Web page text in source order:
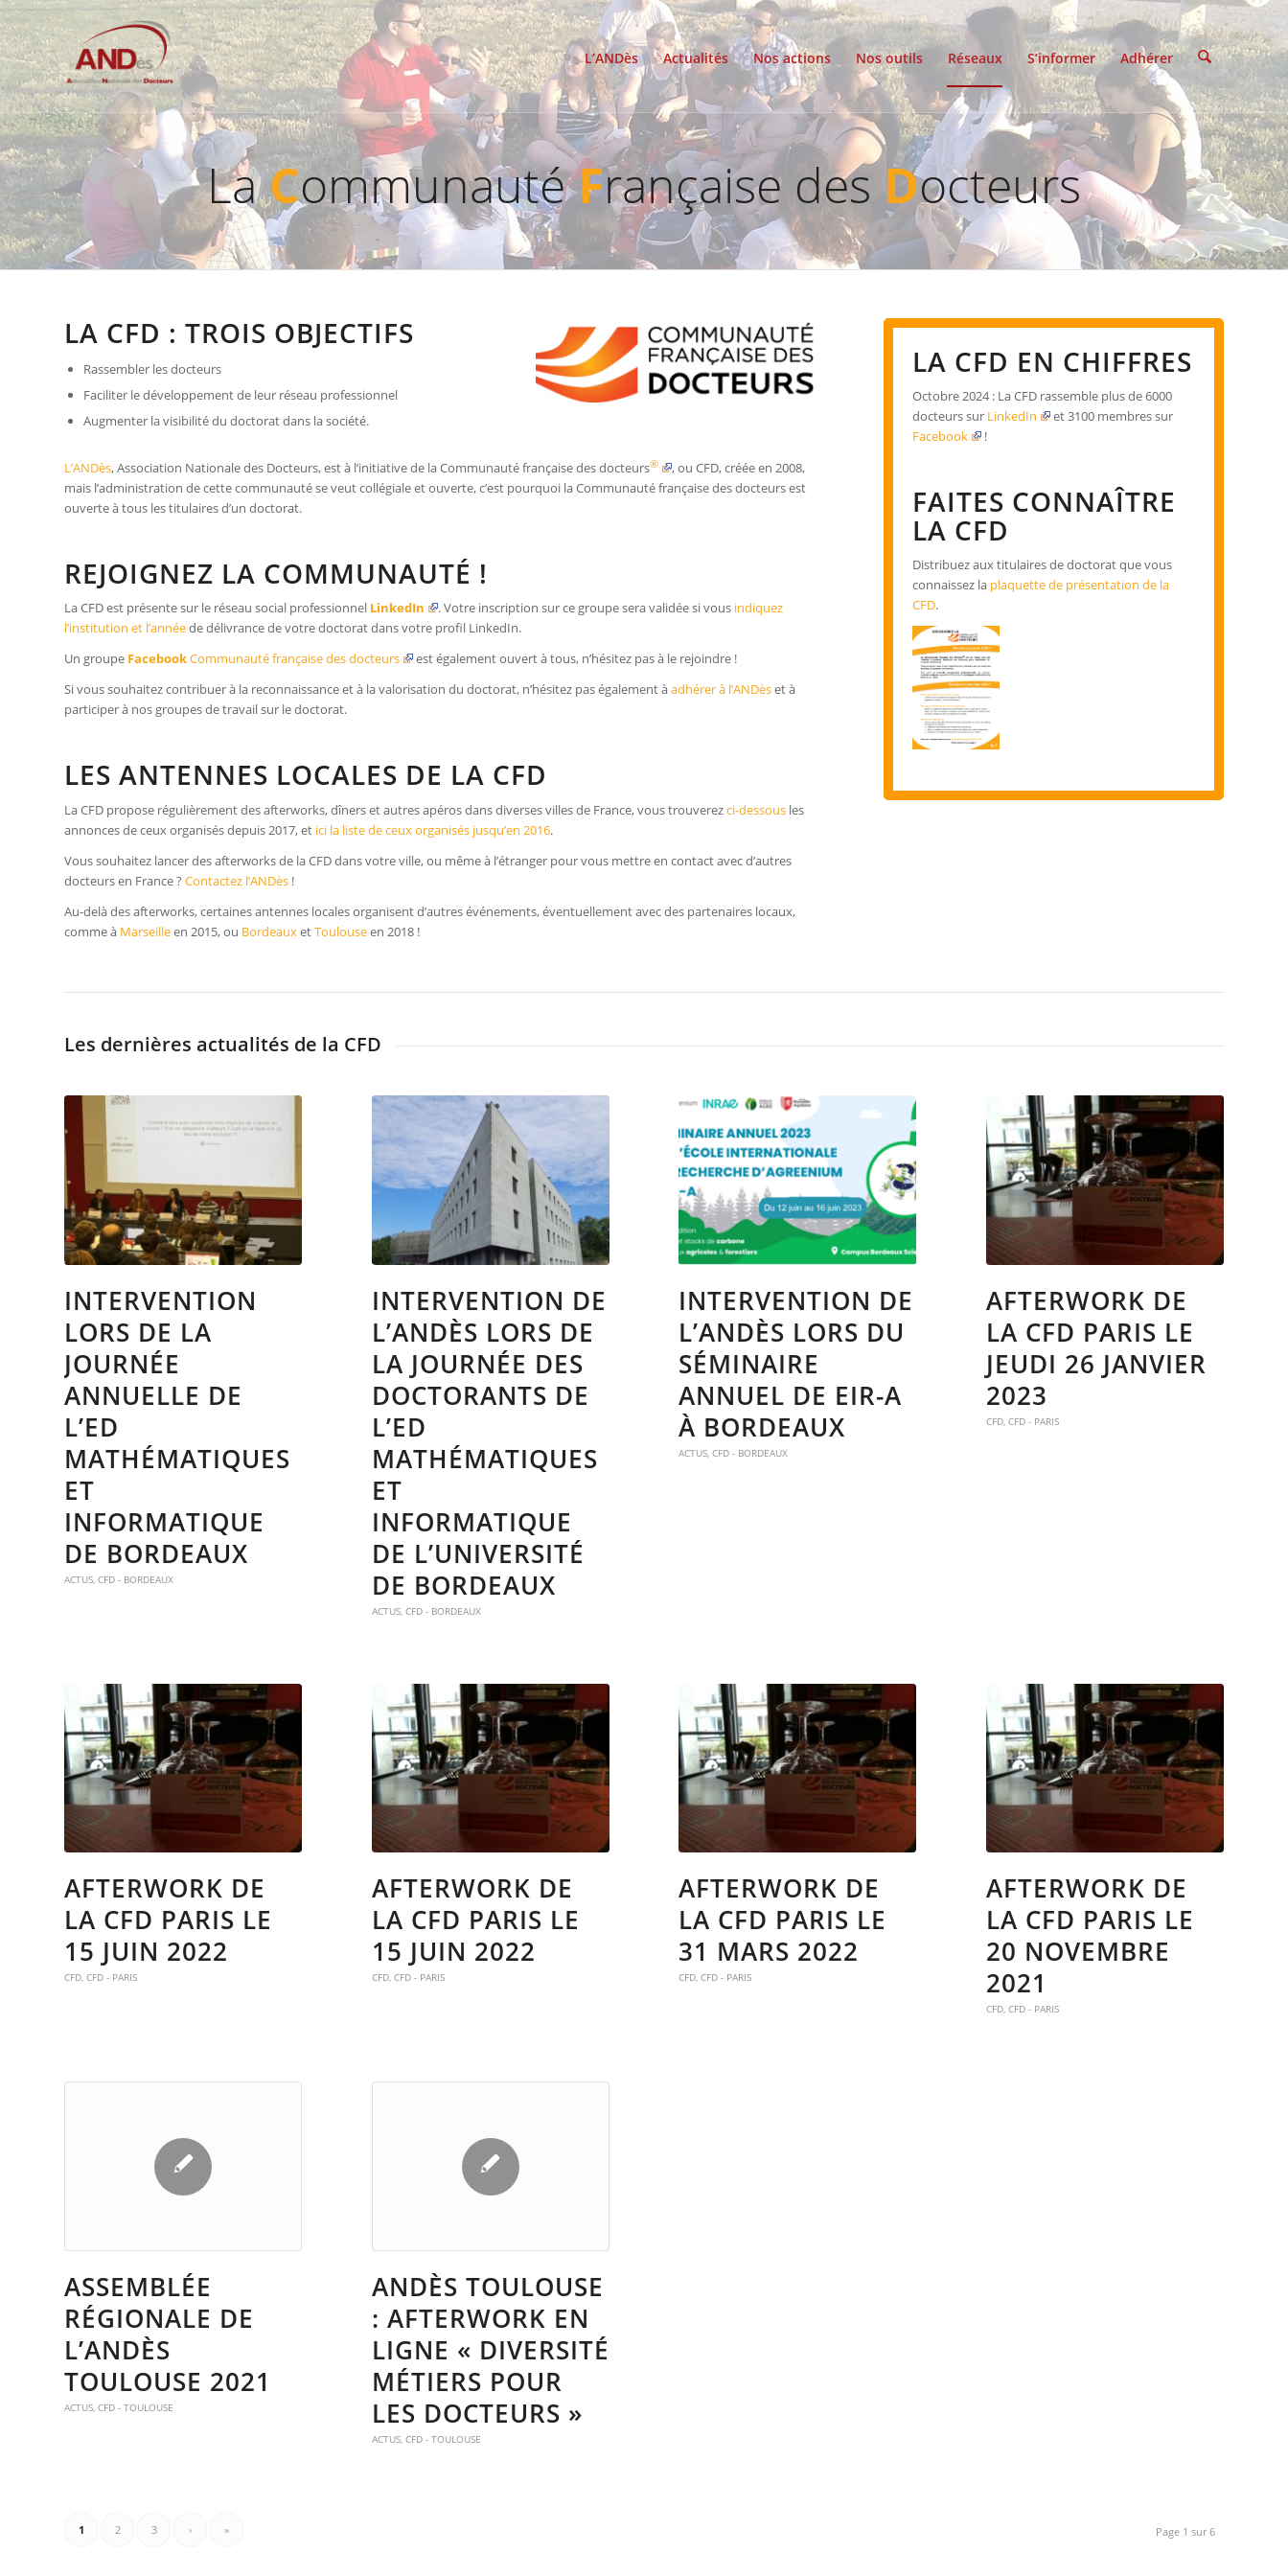
L’ANDès Actualités Nos actions Nos outils Réseaux S’informer Adhérer
LaCommunautéFrançaise desDocteurs
LA CFD : TROIS OBJECTIFS
Rassembler les docteurs
Faciliter le développement de leur réseau professionnel
Augmenter la visibilité du doctorat dans la société.
L’ANDès, Association Nationale des Docteurs, est à l’initiative de la Communauté française des docteurs®
, ou CFD, créée en 2008,
mais l’administration de cette communauté se veut collégiale et ouverte, c’est pourquoi la Communauté française des docteurs est
ouverte à tous les titulaires d’un doctorat.
REJOIGNEZ LA COMMUNAUTÉ !
La CFD est présente sur le réseau social professionnel LinkedIn . Votre inscription sur ce groupe sera validée si vous indiquez
l’institution et l’annéede délivrance de votre doctorat dans votre profil LinkedIn.
Un groupe FacebookCommunauté française des docteurs
est également ouvert à tous, n’hésitez pas à le rejoindre !
Si vous souhaitez contribuer à la reconnaissance et à la valorisation du doctorat, n’hésitez pas également àadhérer à l’ANDèset à
participer à nos groupes de travail sur le doctorat.
LES ANTENNES LOCALES DE LA CFD
La CFD propose régulièrement des afterworks, dîners et autres apéros dans diverses villes de France, vous trouverezci-dessous les
annonces de ceux organisés depuis 2017, et ici la liste de ceux organisés jusqu’en 2016.
Vous souhaitez lancer des afterworks de la CFD dans votre ville, ou même à l’étranger pour vous mettre en contact avec d’autres
docteurs en France ? Contactez l’ANDès !
Au-delà des afterworks, certaines antennes locales organisent d’autres événements, éventuellement avec des partenaires locaux,
comme à Marseilleen 2015, ou BordeauxetToulouseen 2018 !
LA CFD EN CHIFFRES
Octobre 2024 : La CFD rassemble plus de 6000
docteurs sur LinkedIn
et 3100 membres sur
Facebook
!
FAITES CONNAÎTRE
LA CFD
Distribuez aux titulaires de doctorat que vous
connaissez la plaquette de présentation de la
CFD.
Les dernières actualités de la CFD
INTERVENTION
LORS DE LA
JOURNÉE
ANNUELLE DE
L’ED
MATHÉMATIQUES
ET
INFORMATIQUE
DE BORDEAUX
ACTUS, CFD - BORDEAUX
INTERVENTION DE
L’ANDÈS LORS DE
LA JOURNÉE DES
DOCTORANTS DE
L’ED
MATHÉMATIQUES
ET
INFORMATIQUE
DE L’UNIVERSITÉ
DE BORDEAUX
ACTUS, CFD - BORDEAUX
INTERVENTION DE
L’ANDÈS LORS DU
SÉMINAIRE
ANNUEL DE EIR-A
À BORDEAUX
ACTUS,CFD - BORDEAUX
AFTERWORK DE
LA CFD PARIS LE
JEUDI 26 JANVIER
2023
CFD, CFD - PARIS
AFTERWORK DE
LA CFD PARIS LE
15 JUIN 2022
CFD, CFD - PARIS
AFTERWORK DE
LA CFD PARIS LE
15 JUIN 2022
CFD, CFD - PARIS
AFTERWORK DE
LA CFD PARIS LE
31 MARS 2022
CFD,CFD - PARIS
AFTERWORK DE
LA CFD PARIS LE
20 NOVEMBRE
2021
CFD, CFD - PARIS
ASSEMBLÉE
RÉGIONALE DE
L’ANDÈS
TOULOUSE 2021
ACTUS, CFD - TOULOUSE
ANDÈS TOULOUSE
: AFTERWORK EN
LIGNE « DIVERSITÉ
MÉTIERS POUR
LES DOCTEURS »
ACTUS, CFD - TOULOUSE
Page 1 sur 6
1 2 3 › »